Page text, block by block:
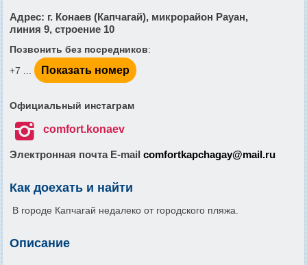
Адрес: г. Конаев (Капчагай), микрорайон Рауан,
линия 9, строение 10
Позвонить без посредников:
+7 ...
Показать номер
Официальный инстаграм
 comfort.konaev
Электронная почта E-mail comfortkapchagay@mail.ru
Как доехать и найти
В городе Капчагай недалеко от городского пляжа.
Описание